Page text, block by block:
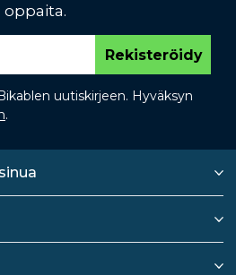
oppaita.
Rekisteröidy
uutiskirjeen. Hyväksyn
.